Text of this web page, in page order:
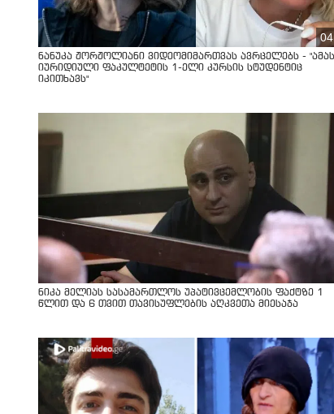
ნანუკა ჟორჟოლიანი ვიდეომიმართვას ავრცელებს - "ამას
იურიდიული ფაკულტეტის 1-ელი კურსის სტუდენტიც
იკითხავს"
ნიკა მელიას სასამართლოს უპატივცემლობის ფაქტზე 1
წლით და 6 თვით თავისუფლების აღკვეთა მიესაჯა